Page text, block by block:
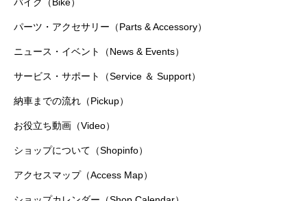
パーツ・アクセサリー（Parts & Accessory）
ニュース・イベント（News & Events）
サービス・サポート（Service ＆ Support）
納車までの流れ（Pickup）
お役立ち動画（Video）
ショップについて（Shopinfo）
アクセスマップ（Access Map）